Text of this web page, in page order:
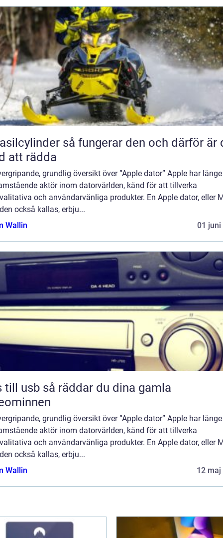
så fungerar den och därför är den
att rädda
grundlig översikt över ”Apple dator” Apple har
aktör inom datorvärlden, känd för att tillverka
och användarvänliga produkter. En Apple dator, eller
också kallas, erbju...
Wallin
01 juni
räddar du dina gamla
grundlig översikt över ”Apple dator” Apple har
aktör inom datorvärlden, känd för att tillverka
och användarvänliga produkter. En Apple dator, eller
också kallas, erbju...
Wallin
12 maj